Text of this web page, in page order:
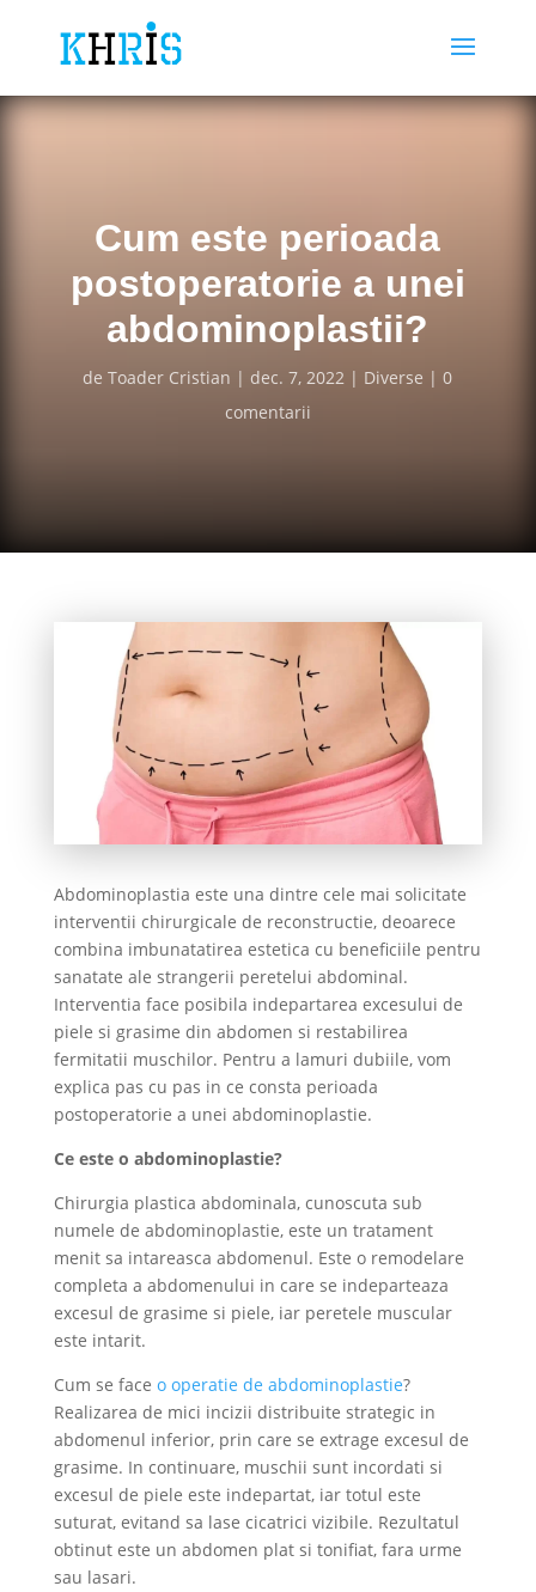
Cum este perioada
postoperatorie a unei
abdominoplastii?
deToader Cristian dec. 7, 2022 Diverse
0
comentarii
Abdominoplastia este una dintre cele mai solicitate
interventii chirurgicale de reconstructie, deoarece
combina imbunatatirea estetica cu beneficiile pentru
sanatate ale strangerii peretelui abdominal.
Interventia face posibila indepartarea excesului de
piele si grasime din abdomen si restabilirea
fermitatii muschilor. Pentru a lamuri dubiile, vom
explica pas cu pas in ce consta perioada
postoperatorie a unei abdominoplastie.
Ce este o abdominoplastie?
Chirurgia plastica abdominala, cunoscuta sub
numele de abdominoplastie, este un tratament
menit sa intareasca abdomenul. Este o remodelare
completa a abdomenului in care se indeparteaza
excesul de grasime si piele, iar peretele muscular
este intarit.
Cum se face o operatie de abdominoplastie?
Realizarea de mici incizii distribuite strategic in
abdomenul inferior, prin care se extrage excesul de
grasime. In continuare, muschii sunt incordati si
excesul de piele este indepartat, iar totul este
suturat, evitand sa lase cicatrici vizibile. Rezultatul
obtinut este un abdomen plat si tonifiat, fara urme
sau lasari.